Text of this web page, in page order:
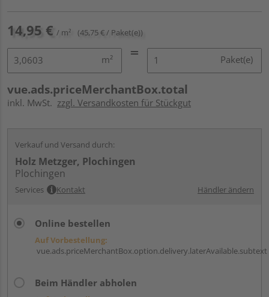
14,95 € / m² (45,75 € / Paket(e))
m² Paket(e)
vue.ads.priceMerchantBox.total
inkl. MwSt. zzgl. Versandkosten für Stückgut
Verkauf und Versand durch:
Holz Metzger, Plochingen
Plochingen
Services Kontakt Händler ändern
Online bestellen
Auf Vorbestellung:
vue.ads.priceMerchantBox.option.delivery.laterAvailable.subtext
Beim Händler abholen